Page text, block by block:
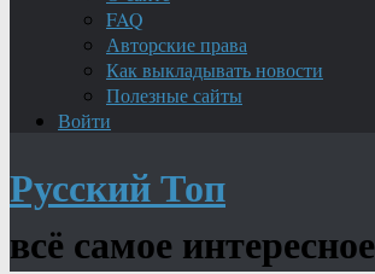
FAQ
Авторские права
Как выкладывать новости
Полезные сайты
Войти
Русский Топ
всё самое интересное